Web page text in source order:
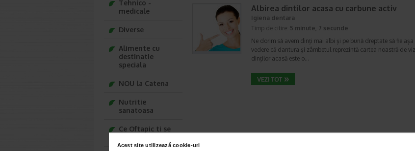
Acest site utilizează cookie-uri
Albirea dintilor acasa cu carbune activ
Igiena dentara
Timp de citire: 5 minute, 7 secunde
Ne dorim să avem dinți mai albi și pe bună dreptate să fie
vedere că dantura și zâmbetul reprezintă cartea noastră de
dinților acasă este o…
Tehnico -
medicale
Diverse
Alimente cu
destinatie
speciala
NOU la Catena
Nutritie
sanatoasa
Ce Oftapic ti se